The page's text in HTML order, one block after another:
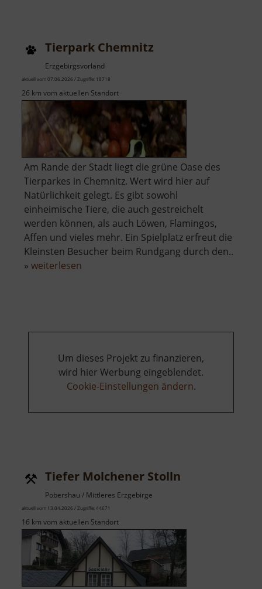
Tierpark Chemnitz
Erzgebirgsvorland
aktuell vom 07.06.2026 / Zugriffe: 18718
26 km vom aktuellen Standort
Am Rande der Stadt liegt die grüne Oase des
Tierparkes in Chemnitz. Wert wird hier auf
Natürlichkeit gelegt. Es gibt sowohl
einheimische Tiere, die auch gestreichelt
werden können, als auch Löwen, Flamingos,
Affen und vieles mehr. Ein Spielplatz erfreut die
Kleinsten Besucher beim Rundgang durch den..
» weiterlesen
Um dieses Projekt zu finanzieren,
wird hier Werbung eingeblendet.
Cookie-Einstellungen ändern.
Tiefer Molchener Stolln
Pobershau / Mittleres Erzgebirge
aktuell vom 13.04.2026 / Zugriffe: 44671
16 km vom aktuellen Standort